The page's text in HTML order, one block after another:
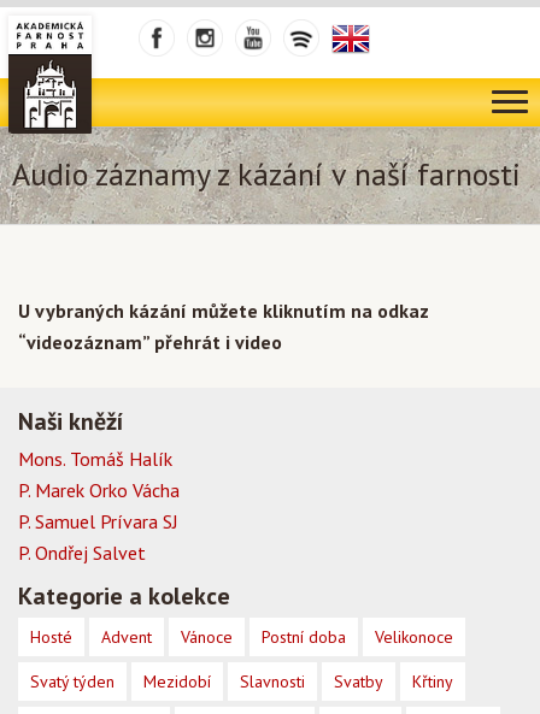
Audio záznamy z kázání v naší farnosti
U vybraných kázání můžete kliknutím na odkaz
“videozáznam” přehrát i video
Naši kněží
Mons. Tomáš Halík
P. Marek Orko Vácha
P. Samuel Prívara SJ
P. Ondřej Salvet
Kategorie a kolekce
Hosté Advent Vánoce Postní doba Velikonoce
Svatý týden Mezidobí Slavnosti Svatby Křtiny